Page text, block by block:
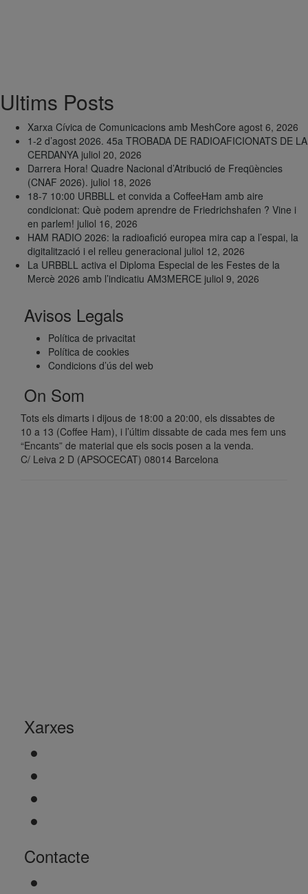
Ultims Posts
Xarxa Cívica de Comunicacions amb MeshCore agost 6, 2026
1-2 d’agost 2026. 45a TROBADA DE RADIOAFICIONATS DE LA
CERDANYA juliol 20, 2026
Darrera Hora! Quadre Nacional d’Atribució de Freqüències
(CNAF 2026). juliol 18, 2026
18-7 10:00 URBBLL et convida a CoffeeHam amb aire
condicionat: Què podem aprendre de Friedrichshafen ? Vine i
en parlem! juliol 16, 2026
HAM RADIO 2026: la radioafició europea mira cap a l’espai, la
digitalització i el relleu generacional juliol 12, 2026
La URBBLL activa el Diploma Especial de les Festes de la
Mercè 2026 amb l’indicatiu AM3MERCE juliol 9, 2026
Avisos Legals
Política de privacitat
Política de cookies
Condicions d’ús del web
On Som
Tots els dimarts i dijous de 18:00 a 20:00, els dissabtes de
10 a 13 (Coffee Ham), i l’últim dissabte de cada mes fem uns
“Encants” de material que els socis posen a la venda.
C/ Leiva 2 D (APSOCECAT) 08014 Barcelona
Xarxes
Contacte